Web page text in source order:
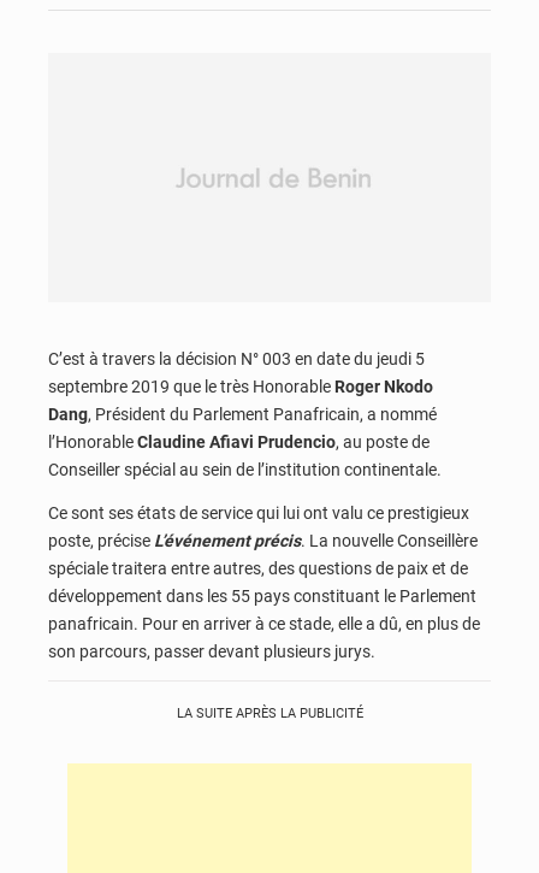
C’est à travers la décision N° 003 en date du jeudi 5
septembre 2019 que le très Honorable Roger Nkodo
Dang, Président du Parlement Panafricain, a nommé
l’HonorableClaudine Afiavi Prudencio, au poste de
Conseiller spécial au sein de l’institution continentale.
Ce sont ses états de service qui lui ont valu ce prestigieux
poste, précise L’événement précis. La nouvelle Conseillère
spéciale traitera entre autres, des questions de paix et de
développement dans les 55 pays constituant le Parlement
panafricain. Pour en arriver à ce stade, elle a dû, en plus de
son parcours, passer devant plusieurs jurys.
LA SUITE APRÈS LA PUBLICITÉ